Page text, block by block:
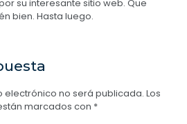
su interesante sitio web. Que
bien. Hasta luego.
electrónico no será publicada. Los
marcados con *